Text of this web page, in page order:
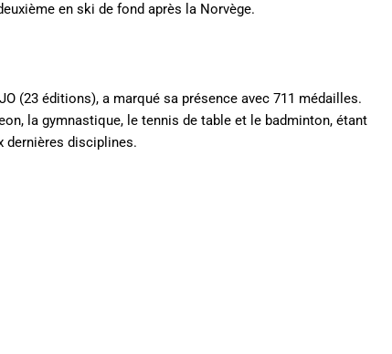
en ski de fond après la Norvège.
(23 éditions), a marqué sa présence avec 711 médailles.
la gymnastique, le tennis de table et le badminton, étant
dernières disciplines.